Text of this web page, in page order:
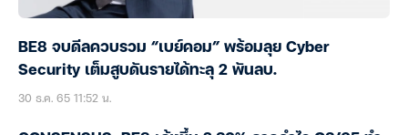
BE8 จบดีลควบรวม “เบย์คอม” พร้อมลุย Cyber
Security เต็มสูบดันรายได้ทะลุ 2 พันลบ.
30 ธ.ค. 65 11:52 น.